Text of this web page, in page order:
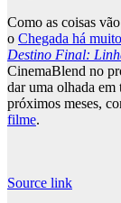
Como as coisas
o Chegada há
Destino Final:
CinemaBlend no
dar uma olhada em
próximos meses,
filme.
Source link